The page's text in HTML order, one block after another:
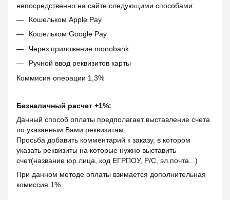
непосредственно на сайте следующими способами:
Кошельком Apple Pay
Кошельком Google Pay
Через приложение monobank
Ручной ввод реквизитов карты
Коммисия операции 1,3%
Безналичный расчет +1%:
Данный способ оплаты предполагает выставление счета
по указанным Вами реквизитам.
Просьба добавить комментарий к заказу, в котором
указать реквизиты на которые нужно выставить
счет(название юр.лица, код ЕГРПОУ, Р/С, эл.почта...)
При данном методе оплаты взимается дополнительная
комиссия 1%.